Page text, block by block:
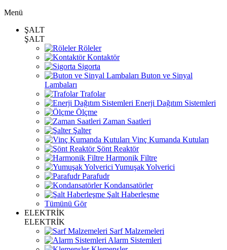
Menü
ŞALT
ŞALT
Röleler
Kontaktör
Sigorta
Buton ve Sinyal
Lambaları
Trafolar
Enerji Dağıtım Sistemleri
Ölçme
Zaman Saatleri
Şalter
Vinç Kumanda Kutuları
Şönt Reaktör
Harmonik Filtre
Yumuşak Yolverici
Parafudr
Kondansatörler
Şalt Haberleşme
Tümünü Gör
ELEKTRİK
ELEKTRİK
Sarf Malzemeleri
Alarm Sistemleri